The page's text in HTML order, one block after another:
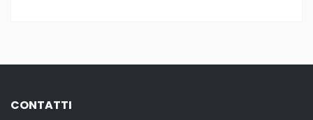
CONTATTI